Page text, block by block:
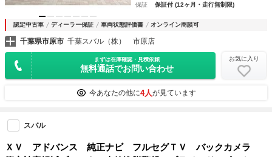
保証
保証付 (12ヶ月・走行無制限)
認定中古車 ディーラー保証 車両状態評価書 オンライン商談可
千葉県市原市 千葉スバル（株） 市原店
まずは在庫確認・見積依頼
無料通話でお問い合わせ
お気に入り
今あなたの他に4人が見ています
スバル
ＸＶ アドバンス 純正ナビ フルセグＴＶ バックカメラ